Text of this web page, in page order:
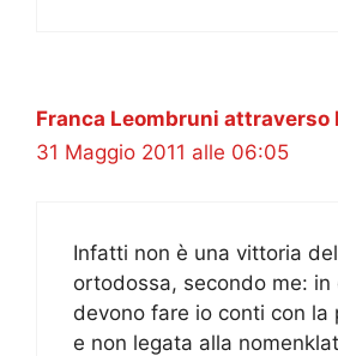
Franca Leombruni attraverso
31 Maggio 2011 alle 06:05
Infatti non è una vittoria
ortodossa, secondo me: in
devono fare io conti con la
e non legata alla